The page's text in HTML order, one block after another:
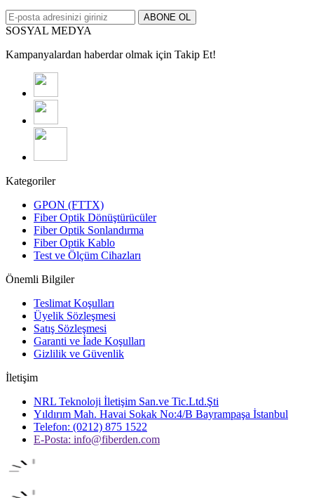
ABONE OL
SOSYAL MEDYA
Kampanyalardan haberdar olmak için Takip Et!
Kategoriler
GPON (FTTX)
Fiber Optik Dönüştürücüler
Fiber Optik Sonlandırma
Fiber Optik Kablo
Test ve Ölçüm Cihazları
Önemli Bilgiler
Teslimat Koşulları
Üyelik Sözleşmesi
Satış Sözleşmesi
Garanti ve İade Koşulları
Gizlilik ve Güvenlik
İletişim
NRL Teknoloji İletişim San.ve Tic.Ltd.Şti
Yıldırım Mah. Havai Sokak No:4/B Bayrampaşa İstanbul
Telefon: (0212) 875 1522
E-Posta: info@fiberden.com